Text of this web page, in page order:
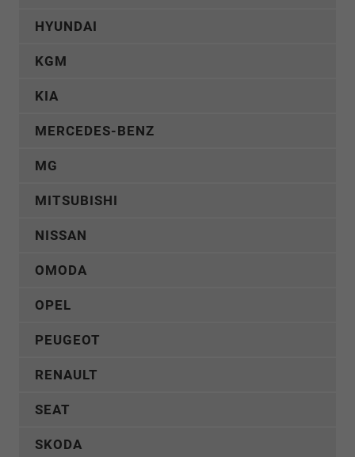
HYUNDAI
KGM
KIA
MERCEDES-BENZ
MG
MITSUBISHI
NISSAN
OMODA
OPEL
PEUGEOT
RENAULT
SEAT
SKODA